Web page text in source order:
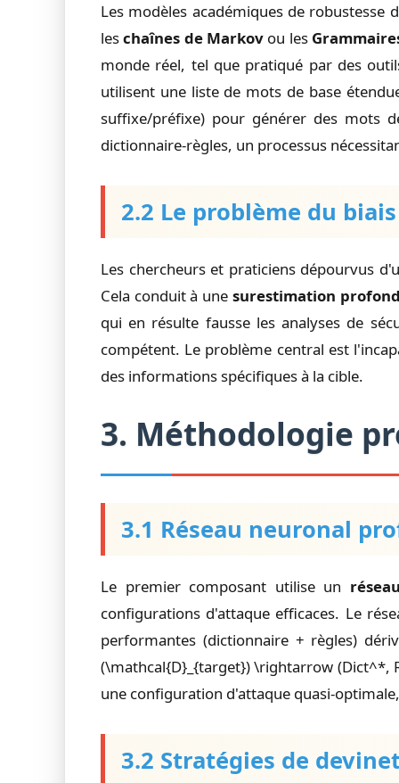
Les modèles académiques de
leschaînes de Markov ou les
monde réel, tel que pratiqué par des
utilisent une liste de mots de base
suffixe/préfixe) pour générer des mots
dictionnaire-règles, un processus
2.2 Le problème du
Les chercheurs et praticiens dépourvus
Cela conduit à une surestimation
qui en résulte fausse les analyses de
compétent. Le problème central est
des informations spécifiques à la cible.
3. Méthodologie
3.1 Réseau neuronal
Le premier composant utilise un
configurations d'attaque efficaces. Le
performantes (dictionnaire + règles)
(\mathcal{D}_{target}) \rightarrow (Dict^*,
une configuration d'attaque quasi-
3.2 Stratégies de